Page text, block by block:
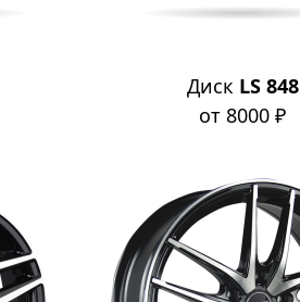
Диск LS 848
от 8000 ₽